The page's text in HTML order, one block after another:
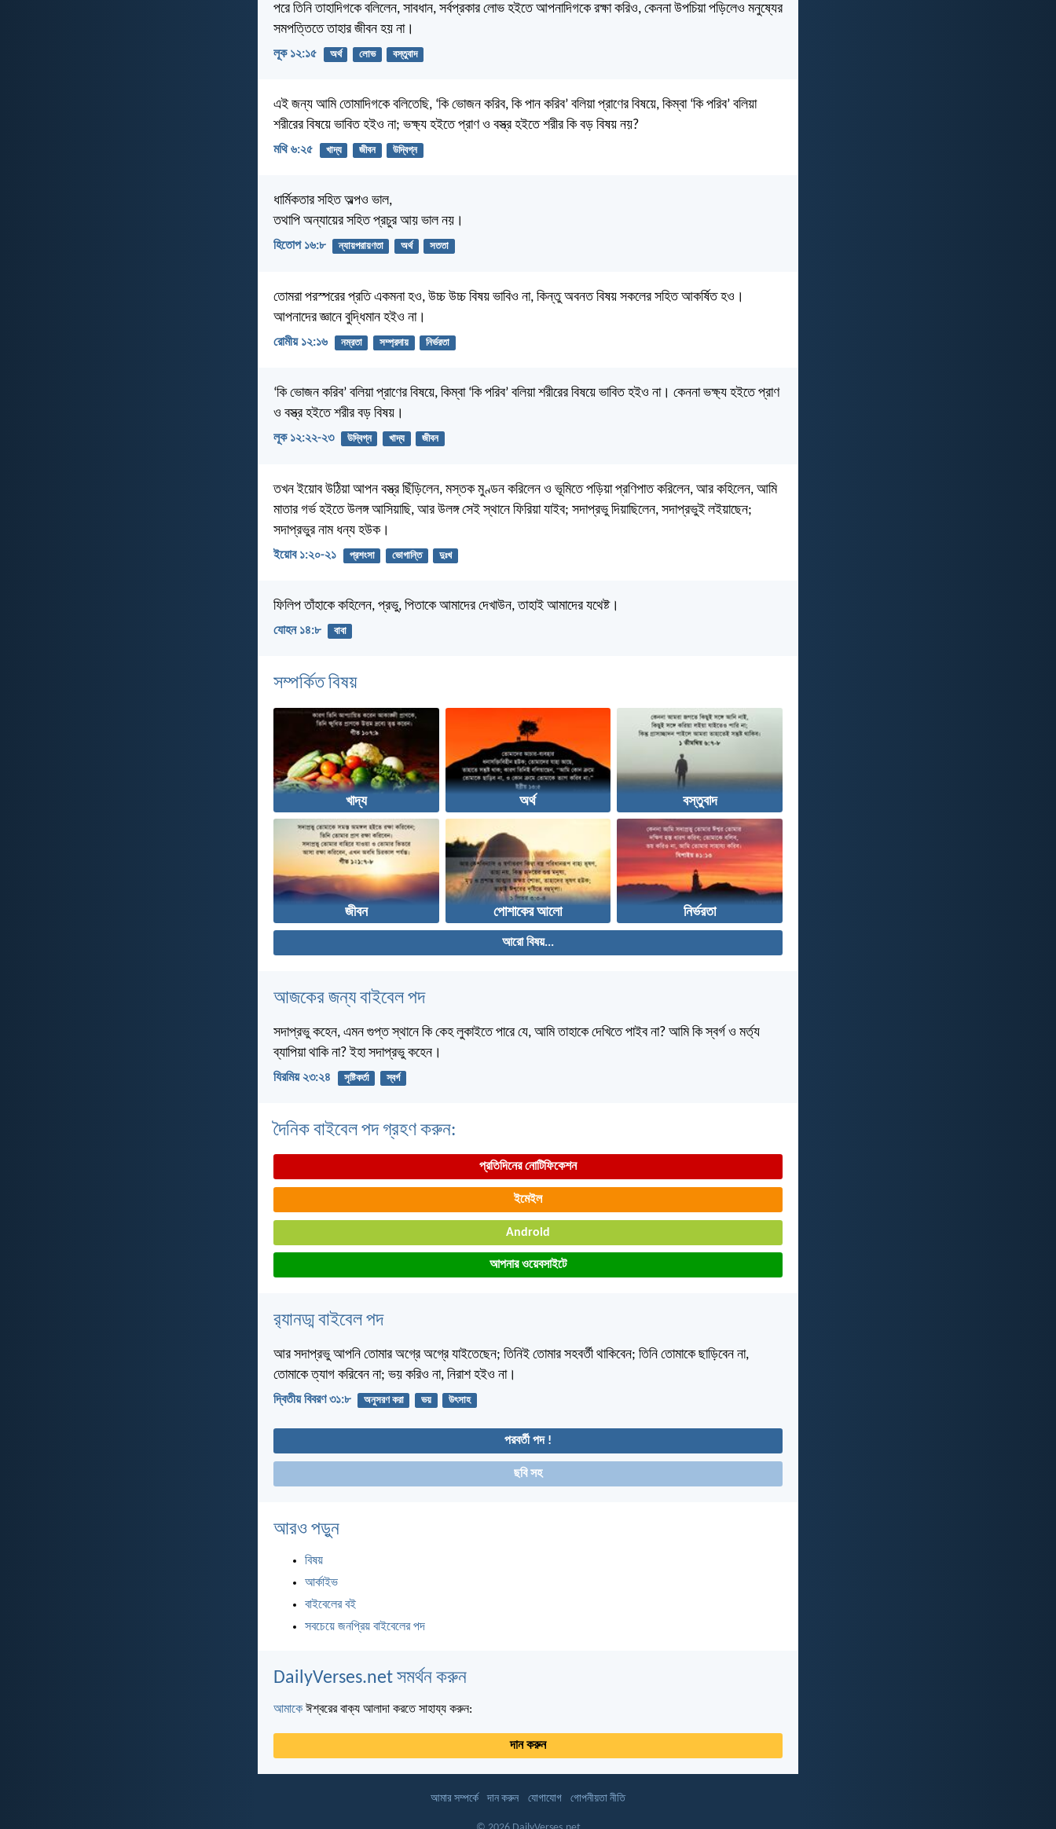
পরে তিনি তাহাদিগকে বলিলেন, সাবধান, সর্বপ্রকার লোভ হইতে আপনাদিগকে রক্ষা করিও, কেননা উপচিয়া পড়িলেও মনুষ্যের
সমপত্তিতে তাহার জীবন হয় না।
লূক ১২:১৫ অর্থ লোভ বস্তুবাদ
এই জন্য আমি তোমাদিগকে বলিতেছি, ‘কি ভোজন করিব, কি পান করিব’ বলিয়া প্রাণের বিষয়ে, কিম্বা ‘কি পরিব’ বলিয়া
শরীরের বিষয়ে ভাবিত হইও না; ভক্ষ্য হইতে প্রাণ ও বস্ত্র হইতে শরীর কি বড় বিষয় নয়?
মথি ৬:২৫ খাদ্য জীবন উদ্বিগ্ন
ধার্মিকতার সহিত অল্পও ভাল,
তথাপি অন্যায়ের সহিত প্রচুর আয় ভাল নয়।
হিতোপ ১৬:৮ ন্যায়পরায়ণতা অর্থ সততা
তোমরা পরস্পরের প্রতি একমনা হও, উচ্চ উচ্চ বিষয় ভাবিও না, কিন্তু অবনত বিষয় সকলের সহিত আকর্ষিত হও।
আপনাদের জ্ঞানে বুদ্ধিমান হইও না।
রোমীয় ১২:১৬ নম্রতা সম্প্রদায় নির্ভরতা
‘কি ভোজন করিব’ বলিয়া প্রাণের বিষয়ে, কিম্বা ‘কি পরিব’ বলিয়া শরীরের বিষয়ে ভাবিত হইও না। কেননা ভক্ষ্য হইতে প্রাণ
ও বস্ত্র হইতে শরীর বড় বিষয়।
লূক ১২:২২-২৩ উদ্বিগ্ন খাদ্য জীবন
তখন ইয়োব উঠিয়া আপন বস্ত্র ছিঁড়িলেন, মস্তক মুণ্ডন করিলেন ও ভূমিতে পড়িয়া প্রণিপাত করিলেন, আর কহিলেন, আমি
মাতার গর্ভ হইতে উলঙ্গ আসিয়াছি, আর উলঙ্গ সেই স্থানে ফিরিয়া যাইব; সদাপ্রভু দিয়াছিলেন, সদাপ্রভুই লইয়াছেন;
সদাপ্রভুর নাম ধন্য হউক।
ইয়োব ১:২০-২১ প্রশংসা ভোগান্তি দুঃখ
ফিলিপ তাঁহাকে কহিলেন, প্রভু, পিতাকে আমাদের দেখাউন, তাহাই আমাদের যথেষ্ট।
যোহন ১৪:৮ বাবা
সম্পর্কিত বিষয়
খাদ্য অর্থ বস্তুবাদ
জীবন পোশাকের আলো নির্ভরতা
আরো বিষয়...
আজকের জন্য বাইবেল পদ
সদাপ্রভু কহেন, এমন গুপ্ত স্থানে কি কেহ লুকাইতে পারে যে, আমি তাহাকে দেখিতে পাইব না? আমি কি স্বর্গ ও মর্ত্য
ব্যাপিয়া থাকি না? ইহা সদাপ্রভু কহেন।
যিরমিয় ২৩:২৪ সৃষ্টিকর্তা স্বর্গ
দৈনিক বাইবেল পদ গ্রহণ করুন:
প্রতিদিনের নোটিফিকেশন
ইমেইল
Android
আপনার ওয়েবসাইটে
র‌্যানড্ম বাইবেল পদ
আর সদাপ্রভু আপনি তোমার অগ্রে অগ্রে যাইতেছেন; তিনিই তোমার সহবর্তী থাকিবেন; তিনি তোমাকে ছাড়িবেন না,
তোমাকে ত্যাগ করিবেন না; ভয় করিও না, নিরাশ হইও না।
দ্বিতীয় বিবরণ ৩১:৮ অনুসরণ করা ভয় উৎসাহ
পরবর্তী পদ !
ছবি সহ
আরও পড়ুন
বিষয়
আর্কাইভ
বাইবেলের বই
সবচেয়ে জনপ্রিয় বাইবেলের পদ
DailyVerses.net সমর্থন করুন
আমাকে ঈশ্বরের বাক্য আলাদা করতে সাহায্য করুন:
দান করুন
আমার সম্পর্কে দান করুন যোগাযোগ গোপনীয়তা নীতি